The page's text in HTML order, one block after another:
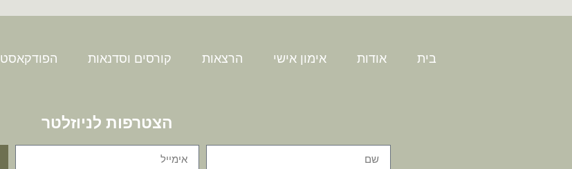
בית אודות אימון אישי הרצאות קורסים וסדנאות הפודקאסט
הצטרפות לניוזלטר